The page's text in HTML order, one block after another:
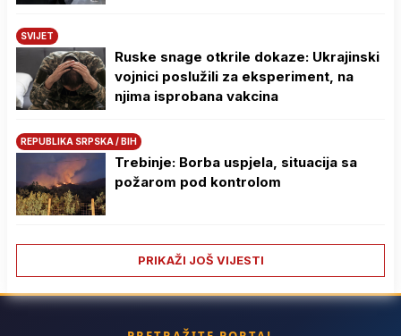
SVIJET
Ruske snage otkrile dokaze: Ukrajinski
vojnici poslužili za eksperiment, na
njima isprobana vakcina
REPUBLIKA SRPSKA / BIH
Trebinje: Borba uspjela, situacija sa
požarom pod kontrolom
PRIKAŽI JOŠ VIJESTI